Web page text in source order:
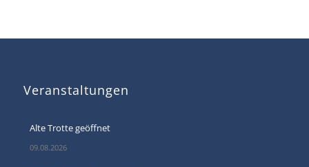
Veranstaltungen
Alte Trotte geöffnet
09.08.2026